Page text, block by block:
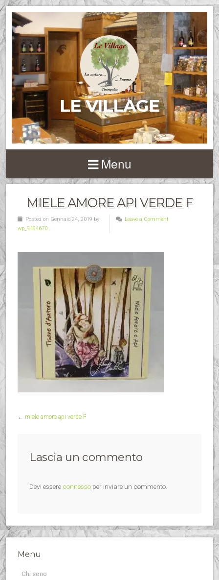
LE VILLAGE
Menu
MIELE AMORE API VERDE F
Posted on Gennaio 24, 2019 by
wp_9494670
Leave a Comment
← miele amore api verde F
Lascia un commento
Devi essere connesso per inviare un commento.
Menu
Chi sono